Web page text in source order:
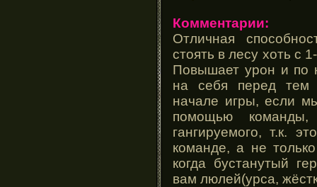
Комментарии:
Отличная
стоять в лесу хоть с
Повышает урон и по
на себя перед тем
начале игры, если
помощью
гангируемого, т.к.
команде, а не
когда бустанутый
вам люлей(урса,